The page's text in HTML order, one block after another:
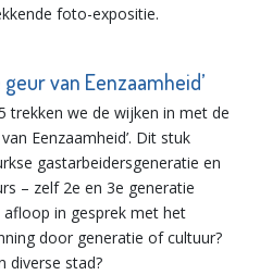
foto-expositie.
van Eenzaamheid’
trekken we de wijken in met de
Eenzaamheid’. Dit stuk
gastarbeidersgeneratie en
– zelf 2e en 3e generatie
in gesprek met het
door generatie of cultuur?
diverse stad?